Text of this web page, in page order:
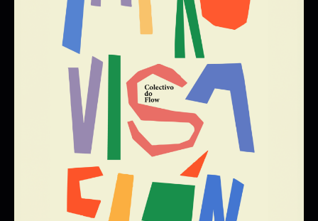
OH MAMMI BLUE
CINEMA STICADO
31/10/2026 20:00:00
01/11/2026 20:00:00
+ INFO / + ENTRADAS